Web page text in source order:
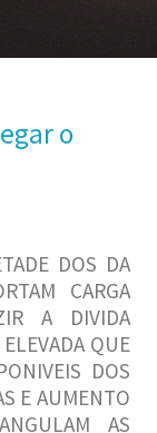
o
DOS DA
CARGA
A DIVIDA
QUE
DOS
E AUMENTO
AS